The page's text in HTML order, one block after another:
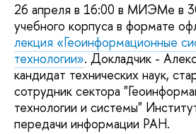
26 апреля в 16:00 в МИЭМе в
учебного корпуса в формате
лекция «Геоинформационные
технологии». Докладчик -
кандидат технических наук,
сотрудник сектора
технологии и системы"
передачи информации РАН.